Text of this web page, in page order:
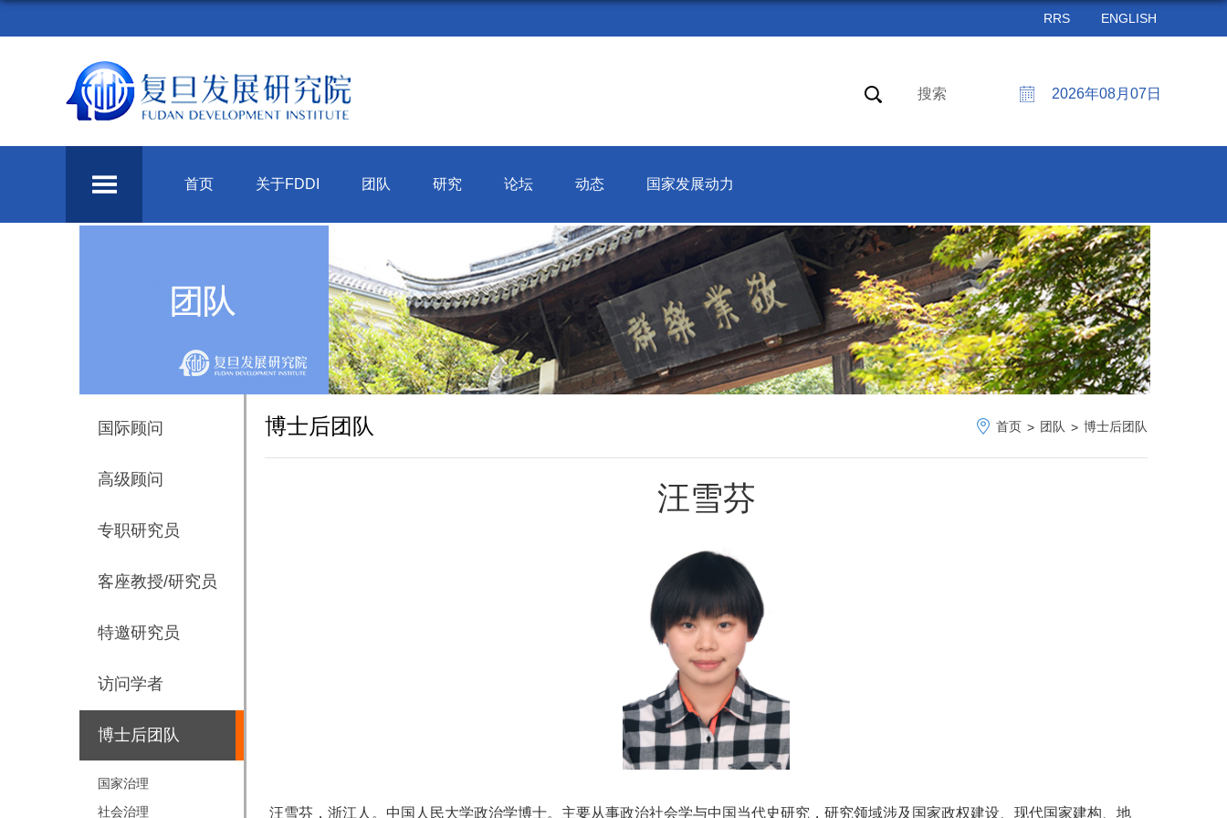
RRS ENGLISH
2026年08月07日
搜索
首页 关于FDDI 团队 研究 论坛 动态 国家发展动力
国际顾问
高级顾问
专职研究员
客座教授/研究员
特邀研究员
访问学者
博士后团队
国家治理
社会治理
博士后团队 首页 > 团队 > 博士后团队
汪雪芬
汪雪芬，浙江人。 中国人民大学政治学博士。 主要从事政治社会学与中国当代史研究，研究领域涉及国家政权建设、现代国家建构、地